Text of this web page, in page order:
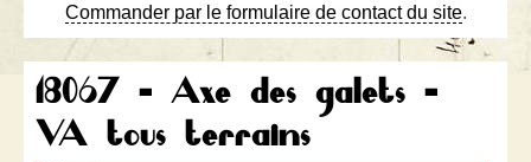
Commander par le formulaire de contact du site.
18067 - Axe des galets -
VA tous terrains